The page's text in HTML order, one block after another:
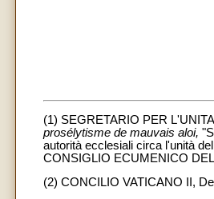
(1) SEGRETARIO PER
prosélytisme de mauvais aloi,
autorità ecclesiali circa l'unità
CONSIGLIO ECUMENICO
(2) CONCILIO VATICANO II,